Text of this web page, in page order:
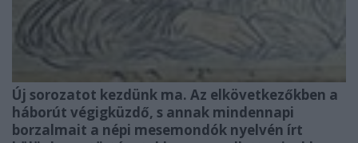
Új sorozatot kezdünk ma. Az elkövetkezőkben a
háborút végigküzdő, s annak mindennapi
borzalmait a népi mesemondók nyelvén írt